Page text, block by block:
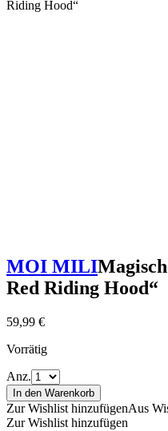
Riding Hood“
MOI MILI
Red Riding Hood“
59,99 €
Vorrätig
Anz.
In den Warenkorb
Zur Wishlist hinzufügenAus
Zur Wishlist hinzufügen